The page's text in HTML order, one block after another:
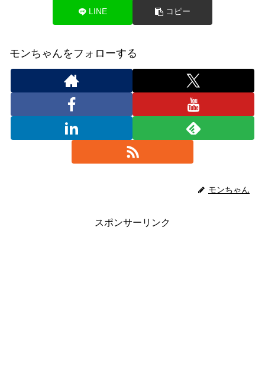
LINE コピー
モンちゃんをフォローする
モンちゃん
スポンサーリンク